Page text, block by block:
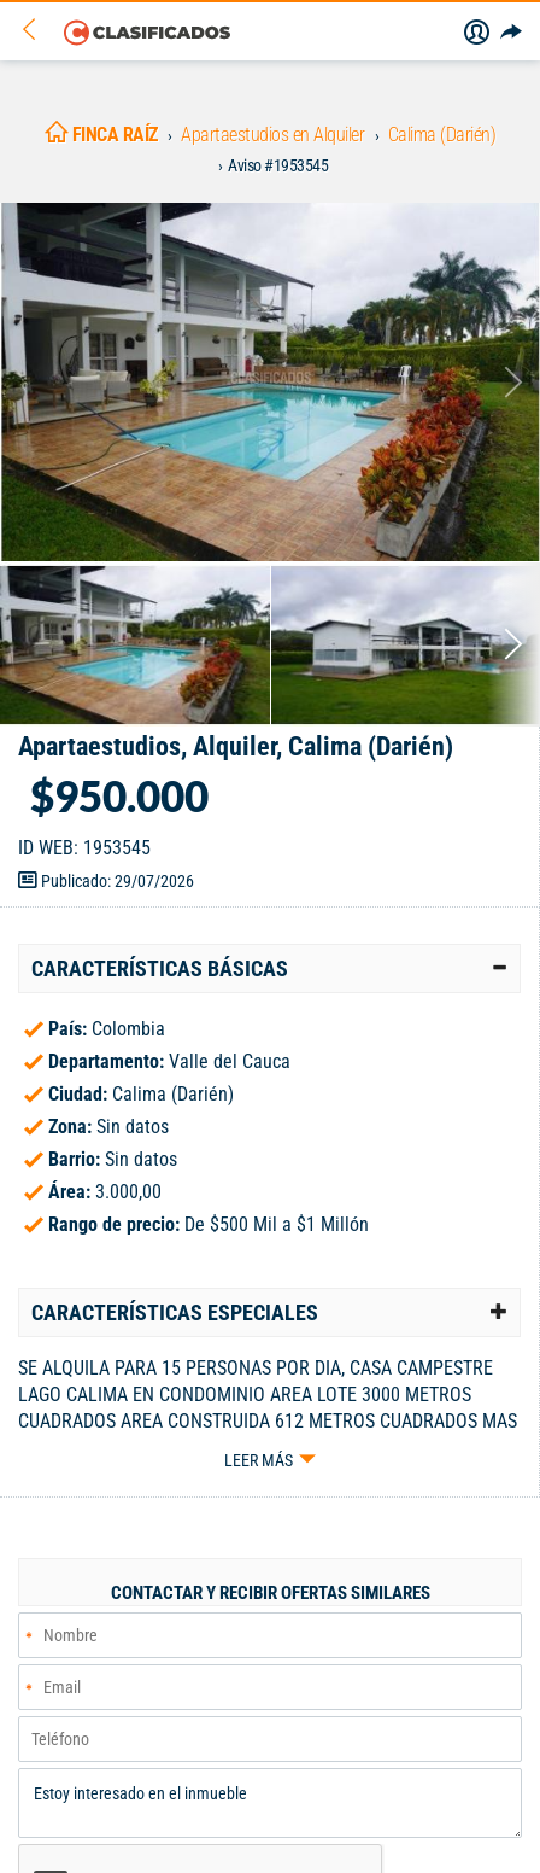
FINCA RAÍZ Apartaestudios en Alquiler Calima (Darién)
Aviso #1953545
Apartaestudios, Alquiler, Calima (Darién)
$950.000
ID WEB: 1953545
Publicado: 29/07/2026
CARACTERÍSTICAS BÁSICAS
País: Colombia
Departamento: Valle del Cauca
Ciudad: Calima (Darién)
Zona: Sin datos
Barrio: Sin datos
Área: 3.000,00
Rango de precio: De $500 Mil a $1 Millón
CARACTERÍSTICAS ESPECIALES
SE ALQUILA PARA 15 PERSONAS POR DIA, CASA CAMPESTRE
LAGO CALIMA EN CONDOMINIO AREA LOTE 3000 METROS
CUADRADOS AREA CONSTRUIDA 612 METROS CUADRADOS MAS
120 METROS CONSTRUIDOS DE PISCINA Y PLAYA. CASA DE DOS
DOS PARA PROPIETARIOS Y DE SERVICIOS GENERALES, ALCOBA
SALCOMEDOR, SALA DE TELEVISION , PATIO, SEGUNDO PISO
CON OTRA SALA DE TV O ESTADERO COMEDOR Y COCINETA,
BALCON. PISCINA PEQUEÑA Y GRANDE, ARBOLES FRUTALES
JARDINES PARQUEADERO CON PERGOLA CUBIERTA
ADMINISTRACION 280.000 SE INCLUYE EL AGUA, ENERGIA DE
CELSIA SE PAGA CADA DOS MESES APROX. 300.000=LA ZONA
SOCIAL DEL CONDOMINIO TIENE LAGO, CANCHA DE TENIS,
KIOSCO AMPLIA ZONA VERDE , VIAS INTERNAS EN PIEDRA .
PISOS EN TABLETA.. LLAMENOS 3122760824
LEER MÁS
CONTACTAR Y RECIBIR OFERTAS SIMILARES